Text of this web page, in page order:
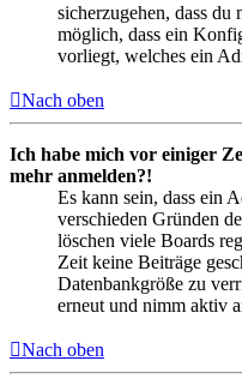
sicherzugehen, dass du
möglich, dass ein
vorliegt, welches ein
Nach oben
Ich habe mich vor einiger
mehr anmelden?!
Es kann sein, dass ein
verschieden Gründen
löschen viele Boards
Zeit keine Beiträge
Datenbankgröße zu
erneut und nimm aktiv
Nach oben